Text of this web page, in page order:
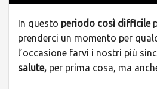
In questo periodo così difficile
prenderci un momento per
l’occasione farvi i nostri più
salute, per prima cosa, ma